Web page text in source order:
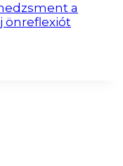
a
önreflexiót